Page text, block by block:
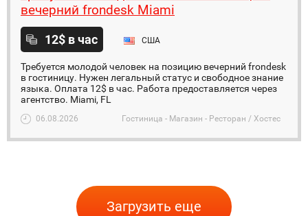
вечерний frondesk Miami
12$ в час США
Требуется молодой человек на позицию вечерний frondesk
в гостиницу. Нужен легальный статус и свободное знание
языка. Оплата 12$ в час. Работа предоставляется через
агентство. Miami, FL
06.08.2026 Гостиница - Магазин - Ресторан / Хостес
Загрузить еще